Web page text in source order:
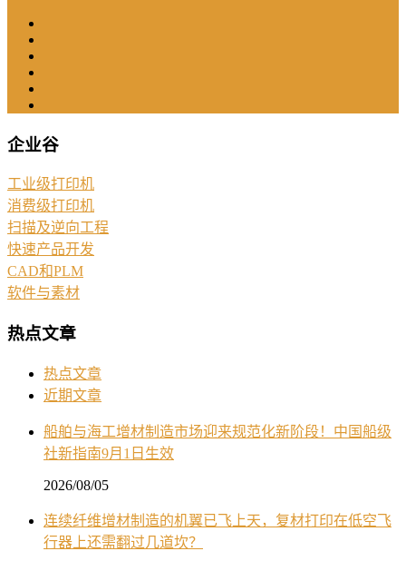
企业谷
工业级打印机
消费级打印机
扫描及逆向工程
快速产品开发
CAD和PLM
软件与素材
热点文章
热点文章
近期文章
船舶与海工增材制造市场迎来规范化新阶段！中国船级
社新指南9月1日生效
2026/08/05
连续纤维增材制造的机翼已飞上天，复材打印在低空飞
行器上还需翻过几道坎？